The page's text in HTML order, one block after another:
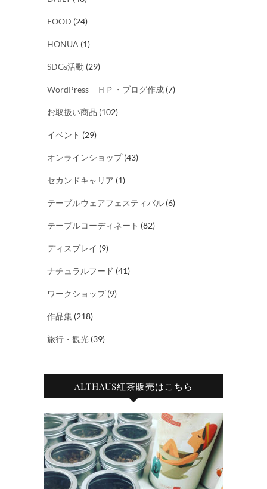
FOOD (24)
HONUA (1)
SDGs活動 (29)
WordPress ＨＰ・ブログ作成 (7)
お取扱い商品 (102)
イベント (29)
オンラインショップ(43)
セカンドキャリア (1)
テーブルウェアフェスティバル (6)
テーブルコーディネート (82)
ディスプレイ (9)
ナチュラルフード (41)
ワークショップ(9)
作品集 (218)
旅行・観光 (39)
ALTHAUS紅茶販売はこちら